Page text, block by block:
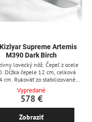
Supreme Artemis
M390 Dark Birch
lovecký nôž. Čepeľ z ocele
Dĺžka čepele 12 cm, celková
cm. Rukoväť zo stabilizovaného
karelskej brezy. Čierne kožené
zdobené kovovými ornamentami.
Vypredané
578 €
Zobraziť